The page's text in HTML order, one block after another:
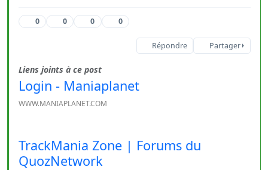
0 0 0 0
Répondre Partager
Liens joints à ce post
Login - Maniaplanet
WWW.MANIAPLANET.COM
TrackMania Zone | Forums du
QuozNetwork